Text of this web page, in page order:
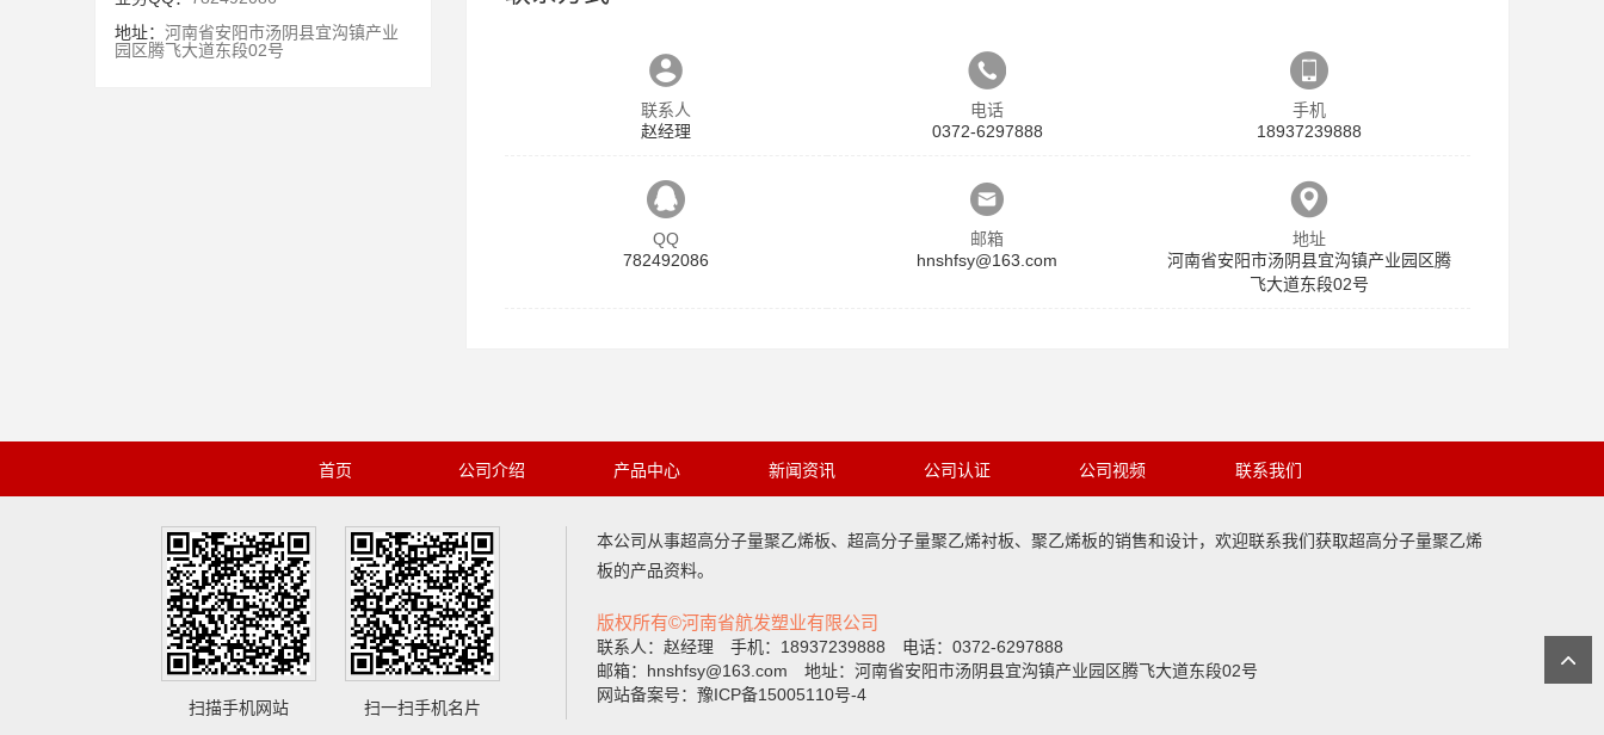
地址： 河南省安阳市汤阴县宜沟镇产业
园区腾飞大道东段02号
联系人
赵经理
电话
0372-6297888
手机
18937239888
QQ
782492086
邮箱
hnshfsy@163.com
地址
河南省安阳市汤阴县宜沟镇产业园区腾
飞大道东段02号
首页 公司介绍 产品中心 新闻资讯 公司认证 公司视频 联系我们
扫描手机网站 扫一扫手机名片
本公司从事超高分子量聚乙烯板、 超高分子量聚乙烯衬板、 聚乙烯板的销售和设计，欢迎联系我们获取超高分子量聚乙烯
板的产品资料。
版权所有©河南省航发塑业有限公司
联系人：赵经理 手机：18937239888 电话：0372-6297888
邮箱：hnshfsy@163.com 地址：河南省安阳市汤阴县宜沟镇产业园区腾飞大道东段02号
网站备案号：豫ICP备15005110号-4